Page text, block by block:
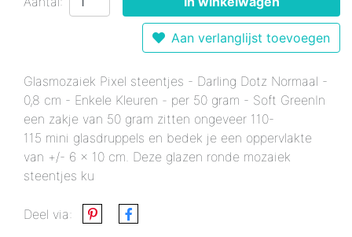
Aan verlanglijst toevoegen
Glasmozaiek Pixel steentjes - Darling Dotz Normaal -
0,8 cm - Enkele Kleuren - per 50 gram - Soft GreenIn
een zakje van 50 gram zitten ongeveer 110-
115 mini glasdruppels en bedek je een oppervlakte
van +/- 6 x 10 cm. Deze glazen ronde mozaiek
steentjes ku
Deel via: